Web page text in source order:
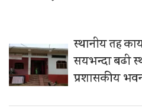
स्थानीय तह
सयभन्दा बढी
प्रशासकीय